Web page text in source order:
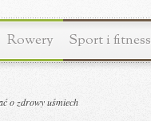
Rowery Sport i fitness
o zdrowy uśmiech